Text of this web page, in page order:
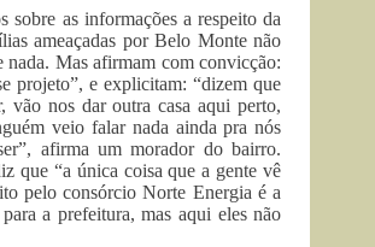
sobre as informações a respeito da
ameaçadas por Belo Monte não
nada. Mas afirmam com convicção:
projeto”, e explicitam: “dizem que
vão nos dar outra casa aqui perto,
veio falar nada ainda pra nós
afirma um morador do bairro.
que “a única coisa que a gente vê
pelo consórcio Norte Energia é a
a prefeitura, mas aqui eles não